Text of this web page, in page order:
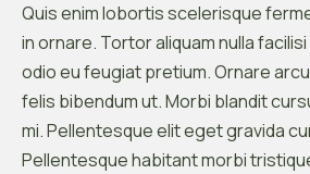
Quis enim lobortis scelerisque
in ornare. Tortor aliquam nulla
odio eu feugiat pretium. Ornare
felis bibendum ut. Morbi blandit
mi. Pellentesque elit eget gravida
Pellentesque habitant morbi